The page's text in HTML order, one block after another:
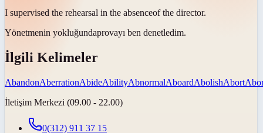
I supervised the rehearsal in the absenceof the director.
Yönetmenin yokluğundaprovayı ben denetledim.
İlgili Kelimeler
AbandonAberrationAbideAbilityAbnormalAboardAbolishAbort
İletişim Merkezi (09.00 - 22.00)
0(312) 911 37 15